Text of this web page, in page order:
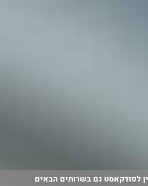
לפודקאסט גם בשרותים הבאים